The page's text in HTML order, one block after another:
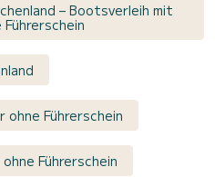
– Bootsverleih mit
Führerschein
Führerschein